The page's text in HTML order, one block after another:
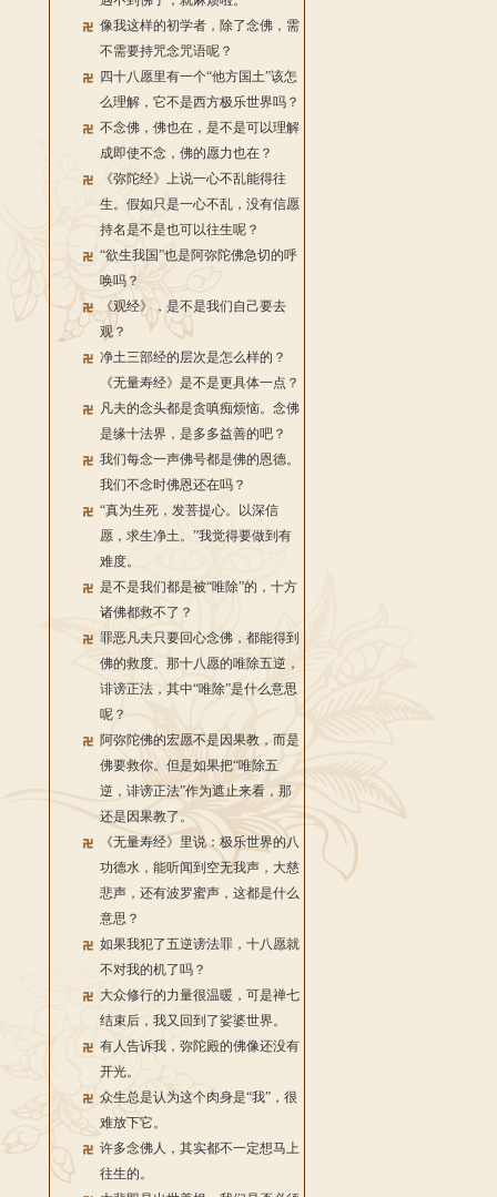
像我这样的初学者，除了念佛，需
不需要持咒念咒语呢？
四十八愿里有一个“他方国土”该怎
么理解，它不是西方极乐世界吗？
不念佛，佛也在，是不是可以理解
成即使不念，佛的愿力也在？
《弥陀经》上说一心不乱能得往
生。假如只是一心不乱，没有信愿
持名是不是也可以往生呢？
“欲生我国”也是阿弥陀佛急切的呼
唤吗？
《观经》，是不是我们自己要去
观？
净土三部经的层次是怎么样的？
《无量寿经》是不是更具体一点？
凡夫的念头都是贪嗔痴烦恼。念佛
是缘十法界，是多多益善的吧？
我们每念一声佛号都是佛的恩德。
我们不念时佛恩还在吗？
“真为生死，发菩提心。以深信
愿，求生净土。”我觉得要做到有
难度。
是不是我们都是被“唯除”的，十方
诸佛都救不了？
罪恶凡夫只要回心念佛，都能得到
佛的救度。那十八愿的唯除五逆，
诽谤正法，其中“唯除”是什么意思
呢？
阿弥陀佛的宏愿不是因果教，而是
佛要救你。但是如果把“唯除五
逆，诽谤正法”作为遮止来看，那
还是因果教了。
《无量寿经》里说：极乐世界的八
功德水，能听闻到空无我声，大慈
悲声，还有波罗蜜声，这都是什么
意思？
如果我犯了五逆谤法罪，十八愿就
不对我的机了吗？
大众修行的力量很温暖，可是禅七
结束后，我又回到了娑婆世界。
有人告诉我，弥陀殿的佛像还没有
开光。
众生总是认为这个肉身是“我”，很
难放下它。
许多念佛人，其实都不一定想马上
往生的。